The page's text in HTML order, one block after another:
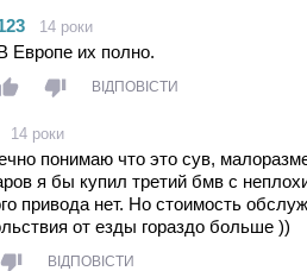
14 роки
Европе их полно.
ВІДПОВІСТИ
14 роки
понимаю что это сув,
я бы купил третий бмв с
привода нет. Но стоимость
от езды гораздо больше ))
ВІДПОВІСТИ